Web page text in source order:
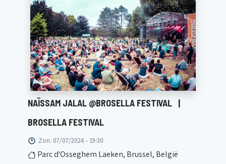
NAÏSSAM JALAL @BROSELLA FESTIVAL |
BROSELLA FESTIVAL
Zon. 07/07/2024 - 19:30
Parc d'Osseghem Laeken, Brussel, België